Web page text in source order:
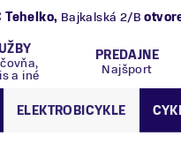
Tehelko, Bajkalská 2/B
a iné
PREDAJNE
Najšport
ELEKTROBICYKLE